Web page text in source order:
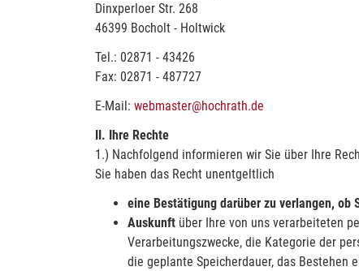
Dinxperloer Str. 268
46399 Bocholt - Holtwick
Tel.: 02871 - 43426
Fax: 02871 - 487727
E-Mail: webmaster@hochrath.de
II. Ihre Rechte
1.) Nachfolgend informieren wir Sie über Ihre
Sie haben das Recht unentgeltlich
eine Bestätigung darüber zu verlangen, ob
Auskunft über Ihre von uns verarbeiteten
Verarbeitungszwecke, die Kategorie der
die geplante Speicherdauer, das Bestehen